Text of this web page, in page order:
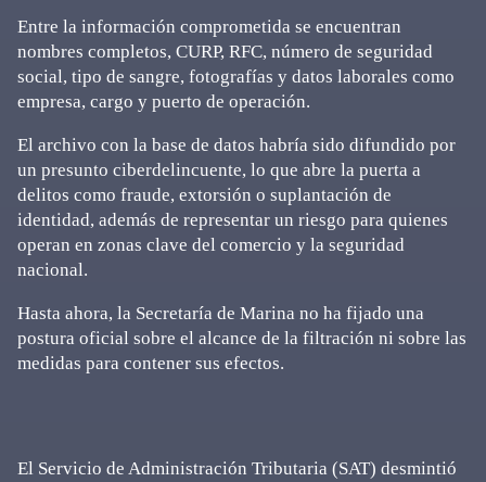
Entre la información comprometida se encuentran
nombres completos, CURP, RFC, número de seguridad
social, tipo de sangre, fotografías y datos laborales como
empresa, cargo y puerto de operación.
El archivo con la base de datos habría sido difundido por
un presunto ciberdelincuente, lo que abre la puerta a
delitos como fraude, extorsión o suplantación de
identidad, además de representar un riesgo para quienes
operan en zonas clave del comercio y la seguridad
nacional.
Hasta ahora, la Secretaría de Marina no ha fijado una
postura oficial sobre el alcance de la filtración ni sobre las
medidas para contener sus efectos.
El Servicio de Administración Tributaria (SAT) desmintió